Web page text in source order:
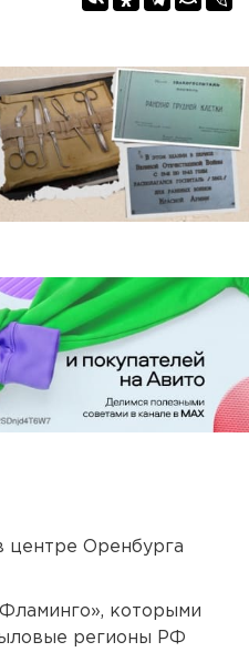
центре Оренбурга
которыми
регионы РФ